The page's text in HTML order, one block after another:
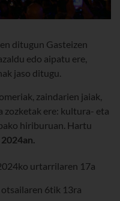
ditugun Gasteizen
edo aipatu ere,
jaso ditugu.
zaindarien jaiak,
ere: kultura- eta
hiriburuan. Hartu
urtarrilaren 17a
6tik 13ra